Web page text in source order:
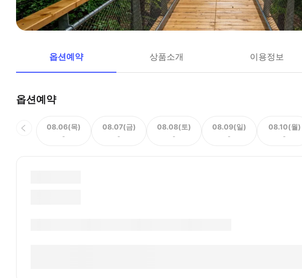
옵션예약 상품소개 이용정보
옵션예약
08.06(목)
-
08.07(금)
-
08.08(토)
-
08.09(일)
-
08.10(월)
-